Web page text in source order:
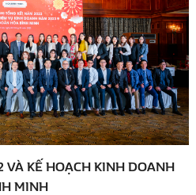
VÀ KẾ HOẠCH KINH DOANH
MINH